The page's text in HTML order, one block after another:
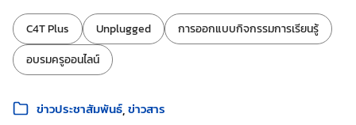
ป้ายกำกับ:
C4T Plus Unplugged
การออกแบบกิจกรรมการเรียนรู้
อบรมครูออนไลน์
หมวดหมู่:
ข่าวประชาสัมพันธ์ ข่าวสาร